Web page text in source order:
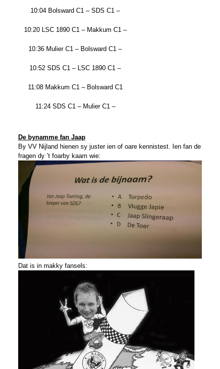
10:04 Bolsward C1 – SDS C1 –
10:20 LSC 1890 C1 – Makkum C1 –
10:36 Mulier C1 – Bolsward C1 –
10:52 SDS C1 – LSC 1890 C1 –
11:08 Makkum C1 – Bolsward C1
11:24 SDS C1 – Mulier C1 –
De bynamme fan Jaap
By VV Nijland hienen sy juster ien of oare kennistest. Ien fan de
fragen dy ’t foarby kaam wie:
Dat is in makky fansels: